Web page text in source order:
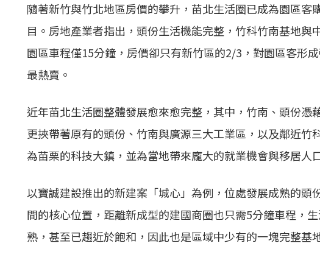
隨著新竹與竹北地區房價的攀升，苗北生活圈已成為園區客
目。房地產業者指出，頭份生活機能完整，竹科竹南基地與
園區車程僅15分鐘，房價卻只有新竹區的2/3，對園區客形
最熱賣。
近年苗北生活圈整體發展愈來愈完整，其中，竹南、頭份憑
更挾帶著原有的頭份、竹南與廣源三大工業區，以及鄰近竹
為苗栗的科技大鎮，並為當地帶來龐大的就業機會與移居人
以寶誠建設推出的新建案「城心」為例，位處發展成熟的頭
間的核心位置，距離新成型的建國商圈也只需5分鐘車程，
熟，甚至已趨近於飽和，因此也是區域中少有的一塊完整基